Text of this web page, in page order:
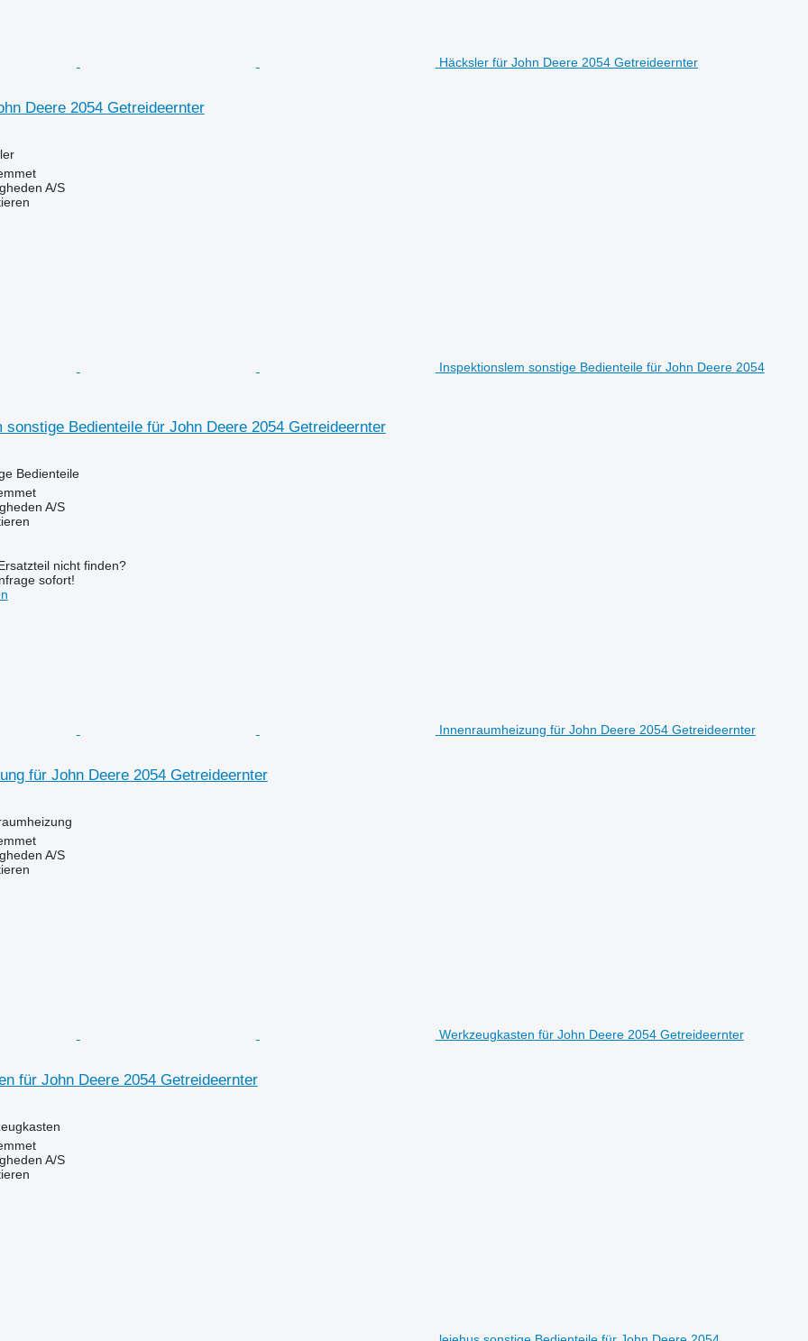
Häcksler für John Deere 2054 Getreideernter
Deere 2054 Getreideernter
A/S
Inspektionslem sonstige Bedienteile für John Deere 2054
sonstige Bedienteile für John Deere 2054 Getreideernter
Bedienteile
A/S
nicht finden?
sofort!
Innenraumheizung für John Deere 2054 Getreideernter
für John Deere 2054 Getreideernter
A/S
Werkzeugkasten für John Deere 2054 Getreideernter
für John Deere 2054 Getreideernter
A/S